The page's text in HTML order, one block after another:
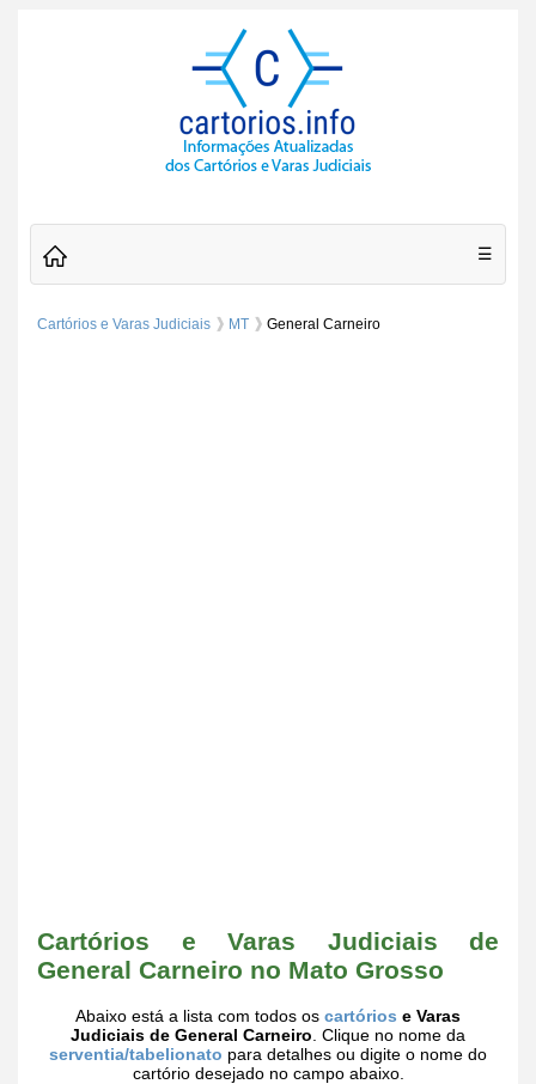
☰
Cartórios e Varas Judiciais MT General Carneiro
Cartórios e Varas Judiciais de
General Carneiro no Mato Grosso
Abaixo está a lista com todos os cartórios e Varas
Judiciais de General Carneiro . Clique no nome da
serventia/tabelionato para detalhes ou digite o nome do
cartório desejado no campo abaixo.